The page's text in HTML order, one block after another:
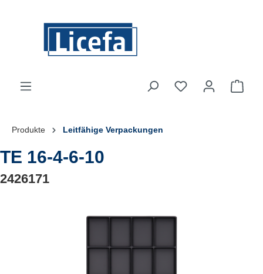
Du hast 0
Produkte Leitfähige Verpackungen
TE 16-4-6-10
2426171
Bildergalerie überspringen